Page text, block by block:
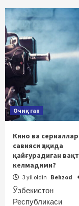
Очиқ гап
Кино ва сериаллар
савияси ҳақида
қайғурадиган вақт
келмадими?
3 yil oldin Behzod
Ўзбекистон
Республикаси